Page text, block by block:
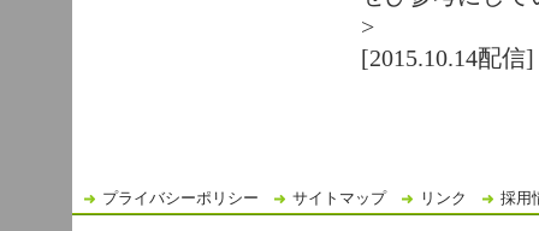
>
[2015.10.14配信]
プライバシーポリシー サイトマップ リンク 採用